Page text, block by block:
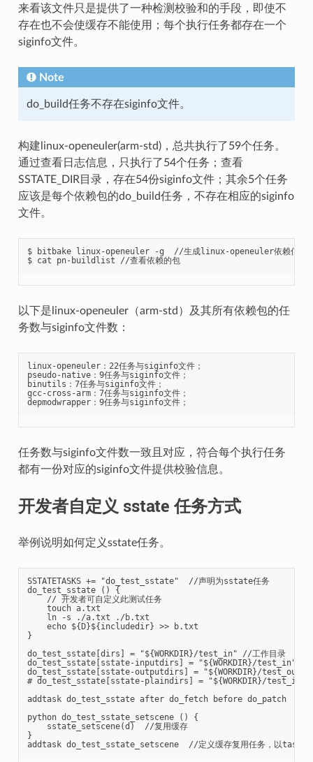
来看该文件只是提供了一种检测校验和的手段，即使不
存在也不会使缓存不能使用；每个执行任务都存在一个
siginfo文件。
Note
do_build任务不存在siginfo文件。
构建linux-openeuler(arm-std)，总共执行了59个任务。
通过查看日志信息，只执行了54个任务；查看
SSTATE_DIR目录，存在54份siginfo文件；其余5个任务
应该是每个依赖包的do_build任务，不存在相应的siginfo
文件。
$ bitbake linux-openeuler -g  //生成linux-openeuler依赖信息
$ cat pn-buildlist //查看依赖的包
以下是linux-openeuler（arm-std）及其所有依赖包的任
务数与siginfo文件数：
linux-openeuler：22任务与siginfo文件；
pseudo-native：9任务与siginfo文件；
binutils：7任务与siginfo文件；
gcc-cross-arm：7任务与siginfo文件；
任务数与siginfo文件数一致且对应，符合每个执行任务
都有一份对应的siginfo文件提供校验信息。
开发者自定义 sstate 任务方式
举例说明如何定义sstate任务。
SSTATETASKS += "do_test_sstate"  //声明为sstate任务
do_test_sstate () {
    // 开发者可自定义此测试任务
    touch a.txt
    ln -s ./a.txt ./b.txt
    echo ${D}${includedir} >> b.txt
}
do_test_sstate[dirs] = "${WORKDIR}/test_in" //工作目录
do_test_sstate[sstate-inputdirs] = "${WORKDIR}/test_in"  //
do_test_sstate[sstate-outputdirs] = "${WORKDIR}/test_out"  //
# do_test_sstate[sstate-plaindirs] = "${WORKDIR}/test_in" //上
addtask do_test_sstate after do_fetch before do_patch  //声
python do_test_sstate_setscene () {
    sstate_setscene(d)  //复用缓存
}